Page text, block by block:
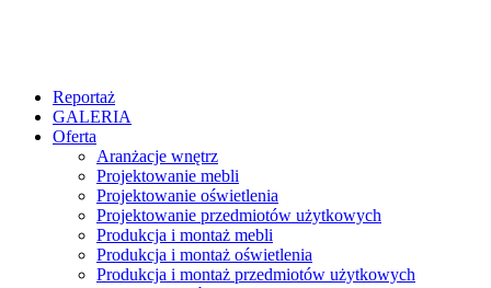
Reportaż
GALERIA
Oferta
Aranżacje wnętrz
Projektowanie mebli
Projektowanie oświetlenia
Projektowanie przedmiotów użytkowych
Produkcja i montaż mebli
Produkcja i montaż oświetlenia
Produkcja i montaż przedmiotów użytkowych